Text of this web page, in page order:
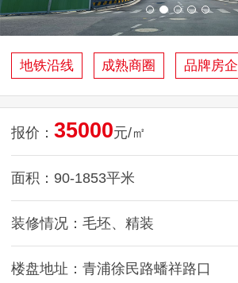
地铁沿线 成熟商圈 品牌房企
报价： 35000元/㎡
面积：90-1853平米
装修情况：毛坯、精装
楼盘地址：青浦徐民路蟠祥路口